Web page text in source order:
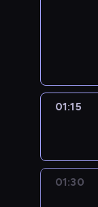
01:15
01:30